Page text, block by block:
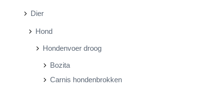
Dier
Hond
Hondenvoer droog
Bozita
Carnis hondenbrokken